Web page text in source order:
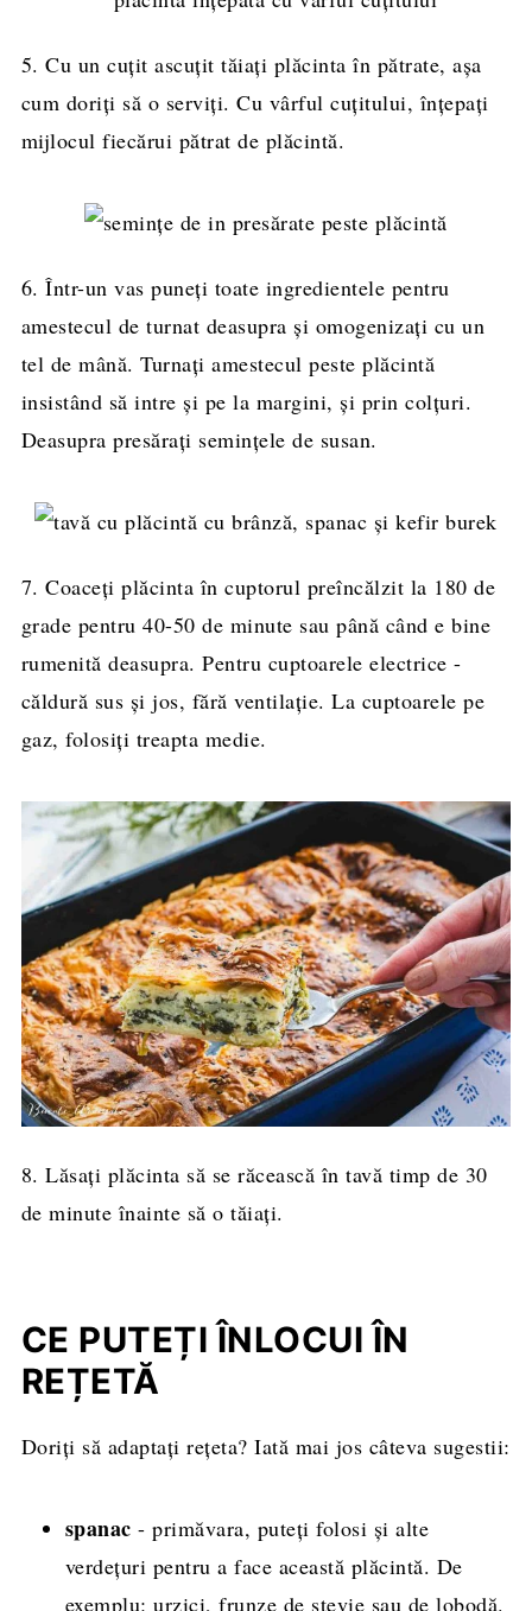
5. Cu un cuțit ascuțit tăiați plăcinta în pătrate, așa
cum doriți să o serviți. Cu vârful cuțitului, înțepați
mijlocul fiecărui pătrat de plăcintă.
6. Într-un vas puneți toate ingredientele pentru
amestecul de turnat deasupra și omogenizați cu un
tel de mână. Turnați amestecul peste plăcintă
insistând să intre și pe la margini, și prin colțuri.
Deasupra presărați semințele de susan.
7. Coaceți plăcinta în cuptorul preîncălzit la 180 de
grade pentru 40-50 de minute sau până când e bine
rumenită deasupra. Pentru cuptoarele electrice -
căldură sus și jos, fără ventilație. La cuptoarele pe
gaz, folosiți treapta medie.
8. Lăsați plăcinta să se răcească în tavă timp de 30
de minute înainte să o tăiați.
CE PUTEȚI ÎNLOCUI ÎN
REȚETĂ
Doriți să adaptați rețeta? Iată mai jos câteva sugestii:
spanac- primăvara, puteți folosi și alte
verdețuri pentru a face această plăcintă. De
exemplu: urzici, frunze de ștevie sau de lobodă.